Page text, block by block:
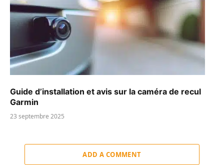
Guide d’installation et avis sur la caméra de recul
Garmin
23 septembre 2025
ADD A COMMENT